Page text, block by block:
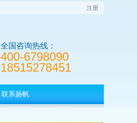
注册
全国咨询热线：
400-6798090
18515278451
联系扬帆